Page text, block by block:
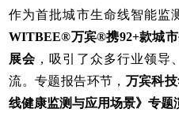
作为首批城市生命线智能监
WITBEE®万宾®携92+款城
展会 ，吸引了众多行业领导
流。专题报告环节， 万宾科
线健康监测与应用场景》专题